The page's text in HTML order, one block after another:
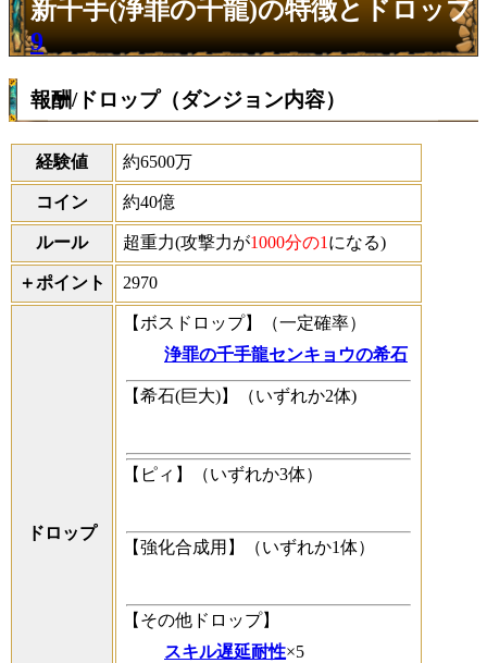
新千手(浄罪の千龍)の特徴とドロップ
9
報酬/ドロップ（ダンジョン内容）
経験値 約6500万
コイン 約40億
ルール 超重力(攻撃力が1000分の1になる)
＋ポイント 2970
ドロップ
【ボスドロップ】（一定確率）
浄罪の千手龍センキョウの希石
【希石(巨大)】（いずれか2体)
【ピィ】（いずれか3体）
【強化合成用】（いずれか1体）
【その他ドロップ】
スキル遅延耐性×5